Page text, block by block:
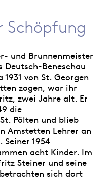
Schöpfung
und Brunnenmeister
Deutsch-Beneschau
von St. Georgen
zogen, war ihr
zwei Jahre alt. Er
die
Pölten und blieb
Amstetten Lehrer an
1954
acht Kinder. Im
Steiner und seine
sich dort